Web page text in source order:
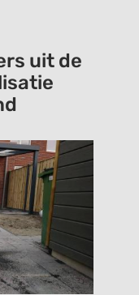
uit de